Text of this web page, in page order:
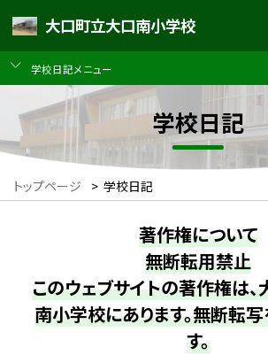
大口町立大口南小学校
学校日記メニュー
学校日記
トップページ > 学校日記
著作権について
無断転用禁止
このウェブサイトの著作権は
南小学校にあります。無断転
す。